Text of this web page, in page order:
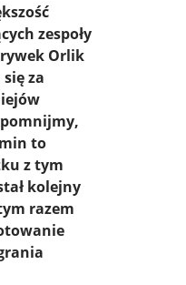
zespoły
Orlik
za
to
z tym
kolejny
razem